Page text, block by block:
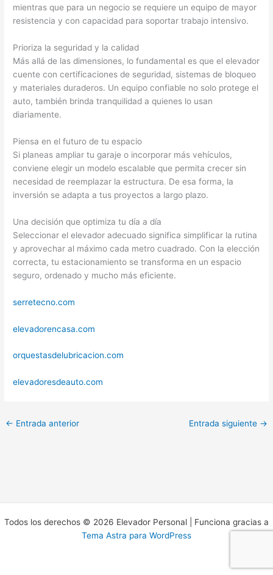
mientras que para un negocio se requiere un equipo de mayor
resistencia y con capacidad para soportar trabajo intensivo.
Prioriza la seguridad y la calidad
Más allá de las dimensiones, lo fundamental es que el elevador
cuente con certificaciones de seguridad, sistemas de bloqueo
y materiales duraderos. Un equipo confiable no solo protege el
auto, también brinda tranquilidad a quienes lo usan
diariamente.
Piensa en el futuro de tu espacio
Si planeas ampliar tu garaje o incorporar más vehículos,
conviene elegir un modelo escalable que permita crecer sin
necesidad de reemplazar la estructura. De esa forma, la
inversión se adapta a tus proyectos a largo plazo.
Una decisión que optimiza tu día a día
Seleccionar el elevador adecuado significa simplificar la rutina
y aprovechar al máximo cada metro cuadrado. Con la elección
correcta, tu estacionamiento se transforma en un espacio
seguro, ordenado y mucho más eficiente.
serretecno.com
elevadorencasa.com
orquestasdelubricacion.com
elevadoresdeauto.com
← Entrada anterior Entrada siguiente →
Todos los derechos © 2026 Elevador Personal | Funciona gracias a
Tema Astra para WordPress